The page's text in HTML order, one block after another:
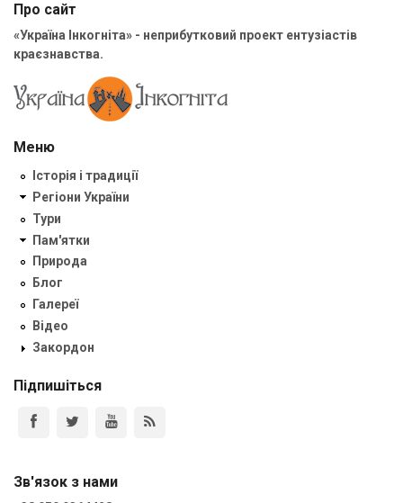
Про сайт
«Україна Інкогніта» - неприбутковий проект ентузіастів
краєзнавства.
Меню
Історія і традиції
Регіони України
Тури
Пам'ятки
Природа
Блог
Галереї
Відео
Закордон
Підпишіться
Зв'язок з нами